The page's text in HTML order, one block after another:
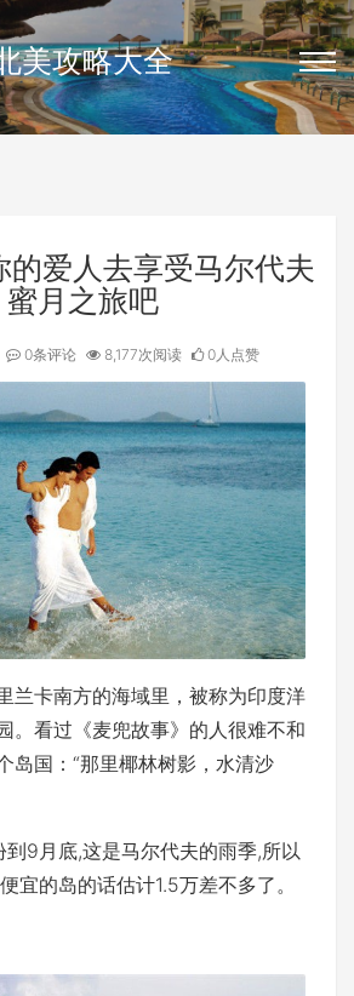
美攻略大全
的爱人去享受马尔代夫
蜜月之旅吧
0条评论 8,177次阅读 0人点赞
兰卡南方的海域里，被称为印度洋
。看过《麦兜故事》的人很难不和
岛国：“那里椰林树影，水清沙
9月底,这是马尔代夫的雨季,所以
宜的岛的话估计1.5万差不多了。